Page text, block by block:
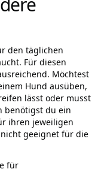
den täglichen
Für diesen
Möchtest
Hund ausüben,
lässt oder musst
benötigst du ein
ihren jeweiligen
geeignet für die
für